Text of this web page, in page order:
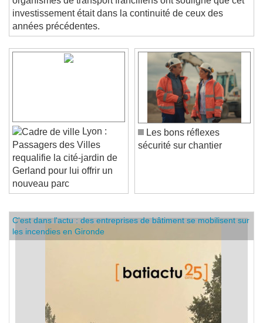
organismes de transport franciliens ont souligné que cet
investissement était dans la continuité de ceux des
années précédentes.
Lyon :
Passagers des Villes
requalifie la cité-jardin de
Gerland pour lui offrir un
nouveau parc
Les bons réflexes
C'est dans l'actu : des entreprises de bâtiment se mobilisent sur
les incendies en Gironde